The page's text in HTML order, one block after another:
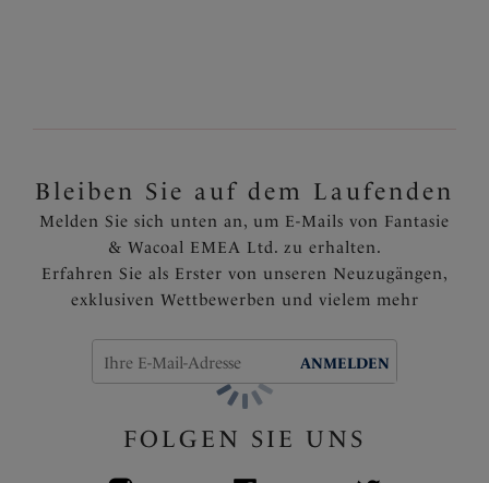
Komplett gefüttert
Artikelnummer: FS505378LAC
Bleiben Sie auf dem Laufenden
Melden Sie sich unten an, um E-Mails von Fantasie
& Wacoal EMEA Ltd. zu erhalten.
Erfahren Sie als Erster von unseren Neuzugängen,
exklusiven Wettbewerben und vielem mehr
ANMELDEN
FOLGEN SIE UNS